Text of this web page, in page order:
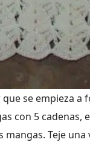
se empieza
con 5 cadenas,
Teje